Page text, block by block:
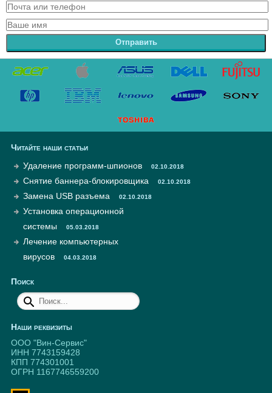
Отправить
Читайте наши статьи
Удаление программ-шпионов
02.10.2018
Снятие баннера-блокировщика 02.10.2018
Замена USB разъема 02.10.2018
Установка операционной
системы
05.03.2018
Лечение компьютерных
вирусов
04.03.2018
Поиск
Наши реквизиты
ООО "Вин-Сервис"
ИНН 7743159428
КПП 774301001
ОГРН 1167746559200